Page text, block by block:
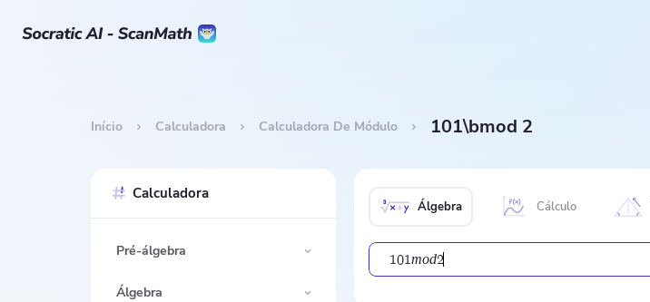
Início Calculadora Calculadora De Módulo 101\bmod 2
Calculadora
Pré-álgebra
Álgebra
Álgebra Cálculo
101mod2